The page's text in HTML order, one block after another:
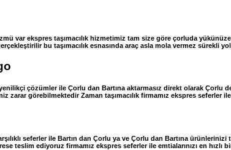
var ekspres taşımacılık hizmetimiz tam size göre çorluda
bu taşımacılık esnasında araç asla mola vermez sürekli
çözümler ile Çorlu dan Bartına aktarmasız direkt olarak
zarar görebilmektedir Zaman taşımacılık firmamız ekspres seferler
seferler ile Bartın dan Çorlu ya ve Çorlu dan Bartına
teslim ediyoruz firmamız ekspres seferler ile emtialarınızı en hızlı